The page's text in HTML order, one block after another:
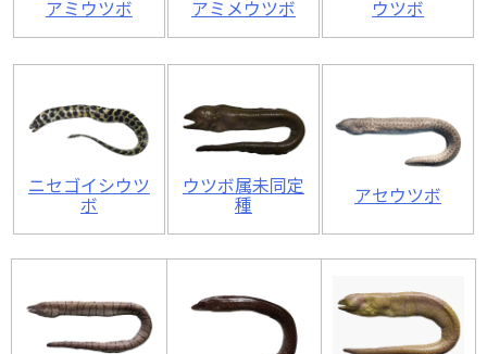
アミウツボ アミメウツボ ウツボ
ニセゴイシウツ
ボ
ウツボ属未同定
種
アセウツボ